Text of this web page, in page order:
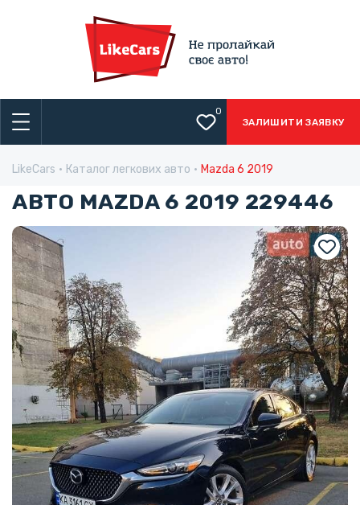
0
ЗАЛИШИТИ ЗАЯВКУ
LikeCars Каталог легкових авто Mazda 6 2019
АВТО MAZDA 6 2019 229446